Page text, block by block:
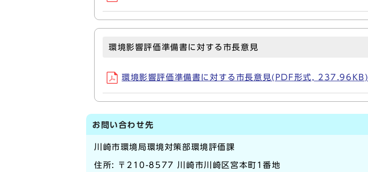
環境影響評価準備書に対する市長意見
環境影響評価準備書に対する市長意見(PDF形式, 237.96KB)
お問い合わせ先
川崎市環境局環境対策部環境評価課
住所: 〒210-8577 川崎市川崎区宮本町1番地